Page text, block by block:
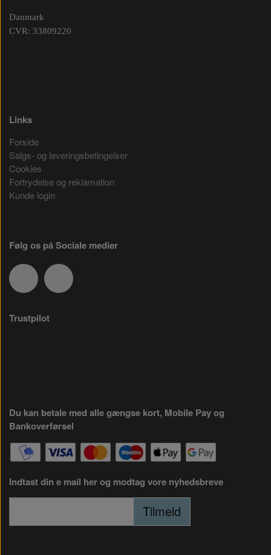
Danmark
CVR: 33809220
Links
Forside
Salgs- og leveringsbetingelser
Cookies
Fortrydelse og reklamation
Kunde login
Følg os på Sociale medier
Trustpilot
Du kan betale med alle gængse kort, Mobile Pay og
Bankoverførsel
Indtast din e mail her og modtag vore nyhedsbreve
Tilmeld